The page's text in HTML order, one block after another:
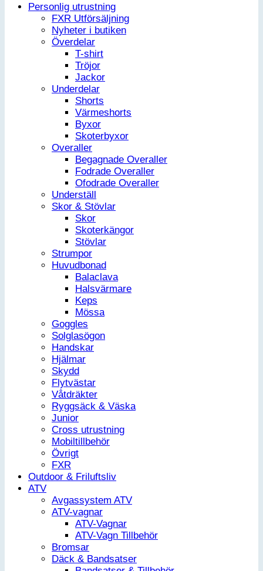
Personlig utrustning
FXR Utförsäljning
Nyheter i butiken
Överdelar
T-shirt
Tröjor
Jackor
Underdelar
Shorts
Värmeshorts
Byxor
Skoterbyxor
Overaller
Begagnade Overaller
Fodrade Overaller
Ofodrade Overaller
Underställ
Skor & Stövlar
Skor
Skoterkängor
Stövlar
Strumpor
Huvudbonad
Balaclava
Halsvärmare
Keps
Mössa
Goggles
Solglasögon
Handskar
Hjälmar
Skydd
Flytvästar
Våtdräkter
Ryggsäck & Väska
Junior
Cross utrustning
Mobiltillbehör
Övrigt
FXR
Outdoor & Friluftsliv
ATV
Avgassystem ATV
ATV-vagnar
ATV-Vagnar
ATV-Vagn Tillbehör
Bromsar
Däck & Bandsatser